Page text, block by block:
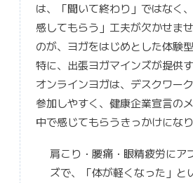
は、「聞いて終わり」ではなく
感してもらう」工夫が欠かせま
のが、ヨガをはじめとした体験
特に、出張ヨガマインズが提供
オンラインヨガは、デスクワー
参加しやすく、健康企業宣言の
中で感じてもらうきっかけになり
肩こり・腰痛・眼精疲労にア
ズで、「体が軽くなった」と